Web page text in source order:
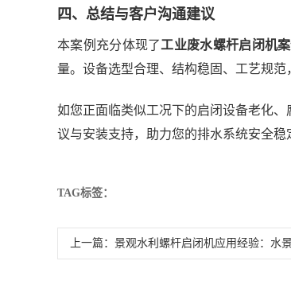
四、总结与客户沟通建议
本案例充分体现了工业废水螺杆启闭机
量。设备选型合理、结构稳固、工艺规范
如您正面临类似工况下的启闭设备老化
议与安装支持，助力您的排水系统安全稳
TAG标签：
上一篇： 景观水利螺杆启闭机应用经验：水